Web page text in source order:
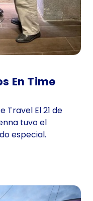
En Time
Travel El 21 de
tuvo el
especial.